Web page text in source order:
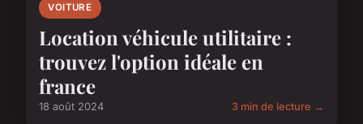
VOITURE
Location véhicule utilitaire :
trouvez l'option idéale en
france
18 août 2024 3 min de lecture →